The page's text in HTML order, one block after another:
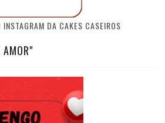
DA CAKES CASEIROS
AMOR"